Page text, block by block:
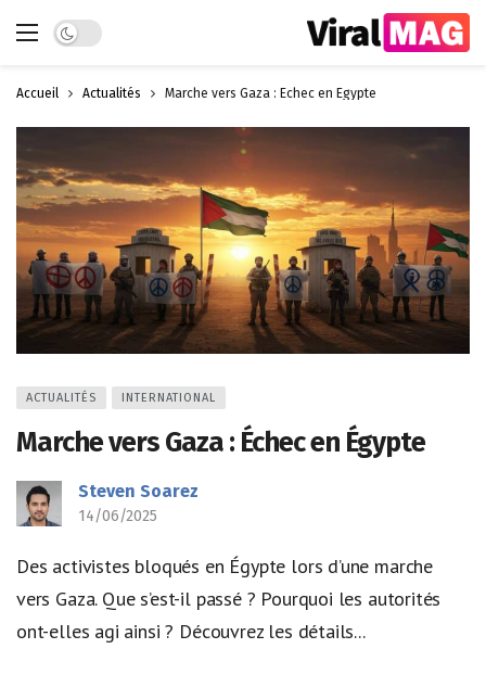
Dark mode
Accueil Actualités Marche vers Gaza : Échec en Égypte
ACTUALITÉS INTERNATIONAL
Marche vers Gaza : Échec en Égypte
Steven Soarez
14/06/2025
Des activistes bloqués en Égypte lors d’une marche
vers Gaza. Que s’est-il passé ? Pourquoi les autorités
ont-elles agi ainsi ? Découvrez les détails...